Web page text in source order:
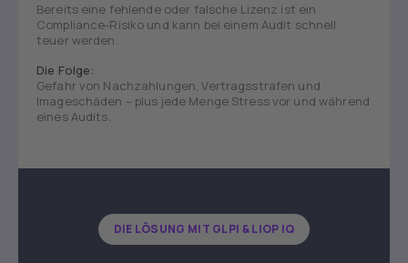
Bereits eine fehlende oder falsche Lizenz ist ein
Compliance-Risiko und kann bei einem Audit schnell
teuer werden.
Die Folge:
Gefahr von Nachzahlungen, Vertragsstrafen und
Imageschäden – plus jede Menge Stress vor und während
eines Audits.
DIE LÖSUNG MIT GLPI & LIOP IQ